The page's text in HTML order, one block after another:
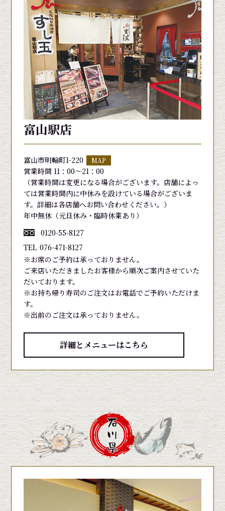
富山駅店
富山市明輪町1-220 MAP
営業時間 11：00～21：00
（営業時間は変更になる場合がございます。店舗によっ
ては営業時間内に中休みを設けている場合がございま
す。詳細は各店舗へお問い合わせください。）
年中無休（元旦休み・臨時休業あり）
0120-55-8127
TEL 076-471-8127
※お席のご予約は承っておりません。
ご来店いただきましたお客様から順次ご案内させていた
だいております。
※お持ち帰り寿司のご注文はお電話でご予約いただけま
す。
※出前のご注文は承っておりません。
詳細とメニューはこちら